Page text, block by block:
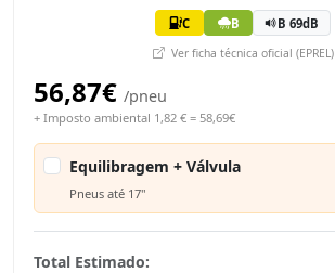
C B B 69dB
Ver ficha técnica oficial (EPREL)
56,87€ /pneu
+ Imposto ambiental 1,82 € = 58,69€
Equilibragem + Válvula
Pneus até 17"
Total Estimado: